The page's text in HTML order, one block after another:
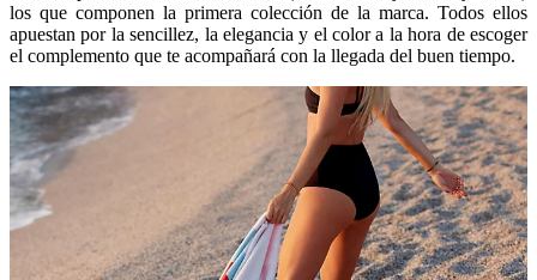
los que componen la primera colección de la marca. Todos ellos
apuestan por la sencillez, la elegancia y el color a la hora de escoger
el complemento que te acompañará con la llegada del buen tiempo.